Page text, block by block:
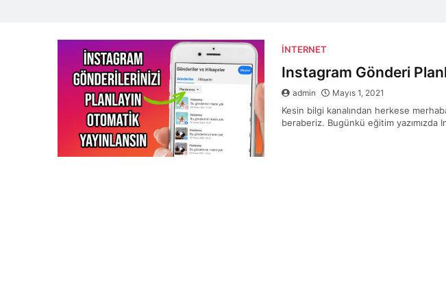
İNTERNET
Instagram Gönderi
admin Mayıs 1, 2021
Kesin bilgi kanalından herkese
beraberiz. Bugünkü eğitim yazımızda